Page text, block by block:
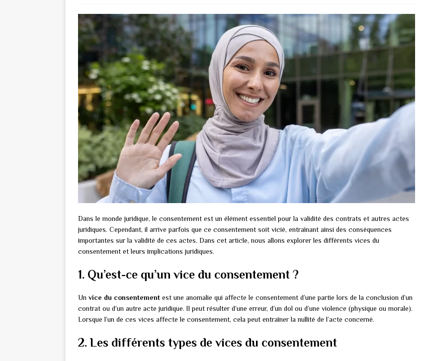
Dans le monde juridique, le consentement est un élément essentiel pour la validité des contrats et autres actes
juridiques. Cependant, il arrive parfois que ce consentement soit vicié, entraînant ainsi des conséquences
importantes sur la validité de ces actes. Dans cet article, nous allons explorer les différents vices du
consentement et leurs implications juridiques.
1. Qu’est-ce qu’un vice du consentement ?
Un vice du consentement est une anomalie qui affecte le consentement d’une partie lors de la conclusion d’un
contrat ou d’un autre acte juridique. Il peut résulter d’une erreur, d’un dol ou d’une violence (physique ou morale).
Lorsque l’un de ces vices affecte le consentement, cela peut entraîner la nullité de l’acte concerné.
2. Les différents types de vices du consentement